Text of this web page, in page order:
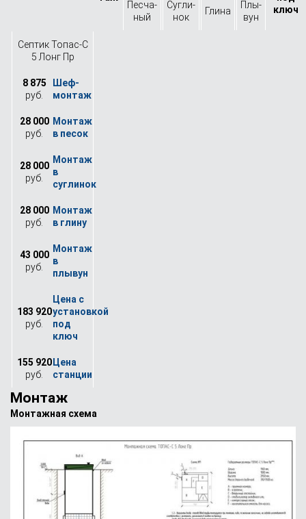
ключ
Песча­
ный
Сугли­
нок
Глина
Плы­
вун
Септик Топас-С
5 Лонг Пр
8 875
руб.
28 000
руб.
28 000
руб.
28 000
руб.
43 000
руб.
183 920
руб.
155 920
руб.
Монтаж
Монтажная схема